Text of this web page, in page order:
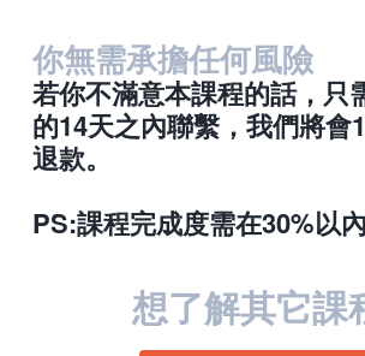
你無需承擔任何風險
若你不滿意本課程的話，只
的14天之內聯繫，我們將會
退款。
PS:課程完成度需在30%以內
想了解其它課